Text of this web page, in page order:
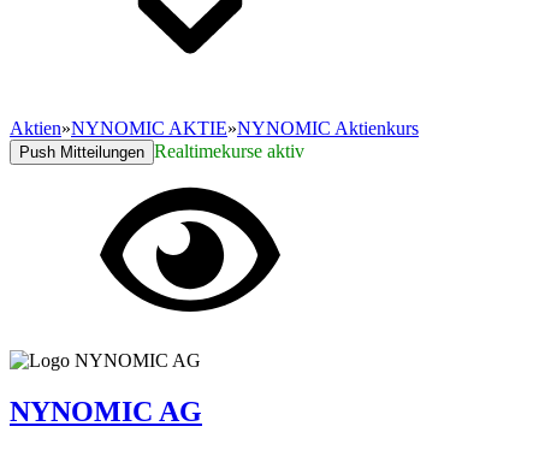
Aktien»NYNOMIC AKTIE»NYNOMIC Aktienkurs
Push Mitteilungen Realtimekurse aktiv
NYNOMIC AG